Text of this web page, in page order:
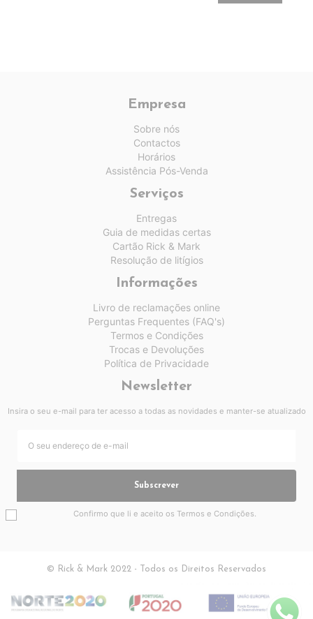
Empresa
Sobre nós
Contactos
Horários
Assistência Pós-Venda
Serviços
Entregas
Guia de medidas certas
Cartão Rick & Mark
Resolução de litígios
Informações
Livro de reclamações online
Perguntas Frequentes (FAQ's)
Termos e Condições
Trocas e Devoluções
Política de Privacidade
Newsletter
Insira o seu e-mail para ter acesso a todas as novidades e manter-se atualizado
Subscrever
Confirmo que li e aceito os Termos e Condições.
© Rick & Mark 2022 - Todos os Direitos Reservados